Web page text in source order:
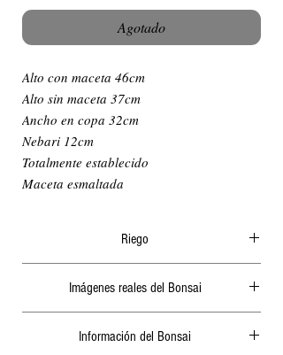
Agotado
Alto con maceta 46cm
Alto sin maceta 37cm
Ancho en copa 32cm
Nebari 12cm
Totalmente establecido
Maceta esmaltada
Riego
abundante, generalmente por la mañana o a
ultima hora de la tarde, nunca cuando le de el
sol ya que podría quemar las hojas o algunas
raíces. 2 días sin riego en verano podrían secar
Imágenes reales del Bonsai
nuestra página web.
Información del Bonsai